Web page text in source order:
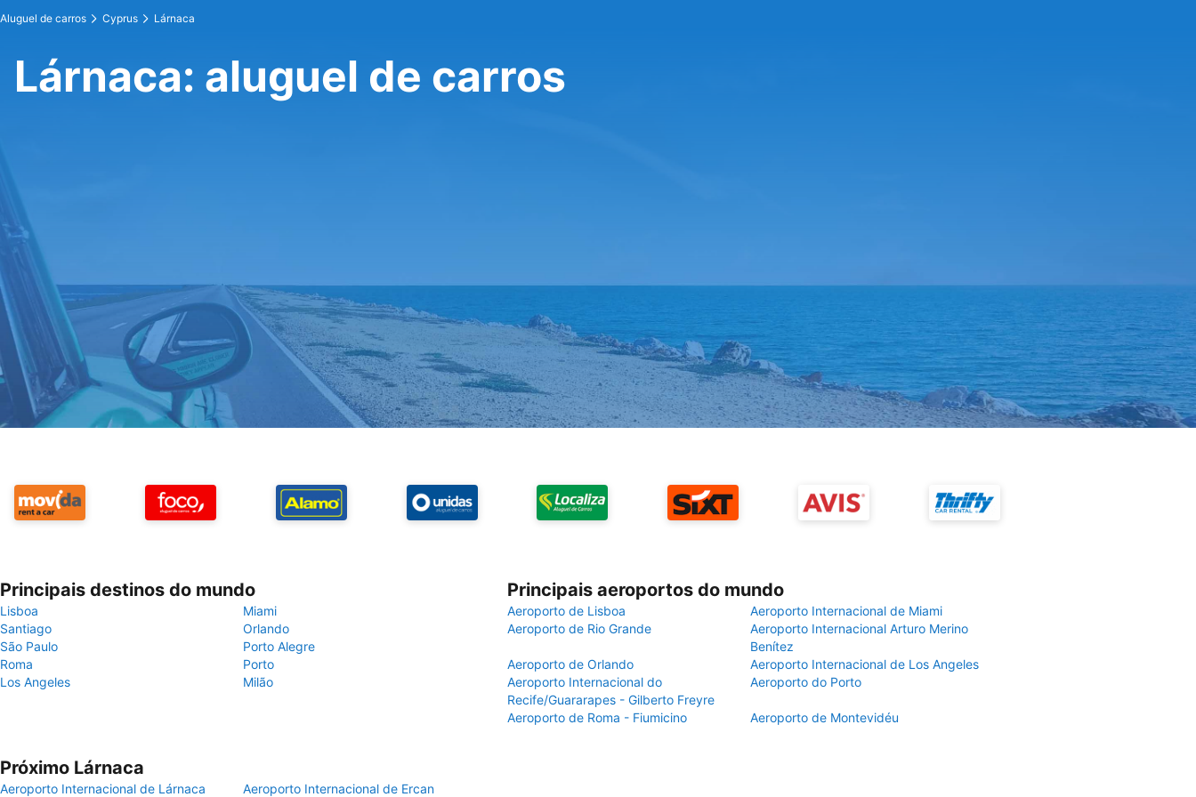
Aluguel de carros Cyprus Lárnaca
Lárnaca: aluguel de carros
Principais destinos do mundo
Lisboa
Miami
Santiago
Orlando
São Paulo
Porto Alegre
Roma
Porto
Los Angeles
Milão
Principais aeroportos do mundo
Aeroporto de Lisboa
Aeroporto Internacional de Miami
Aeroporto de Rio Grande
Aeroporto Internacional Arturo Merino
Benítez
Aeroporto de Orlando
Aeroporto Internacional de Los Angeles
Aeroporto Internacional do
Recife/Guararapes - Gilberto Freyre
Aeroporto do Porto
Aeroporto de Roma - Fiumicino Aeroporto de Montevidéu
Próximo Lárnaca
Aeroporto Internacional de Lárnaca Aeroporto Internacional de Ercan